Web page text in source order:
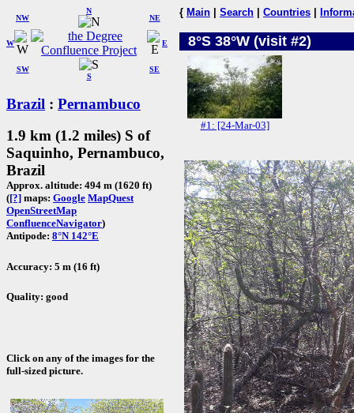
W
NW
N
NE
SW
S
SE
E
Brazil : Pernambuco
1.9 km (1.2 miles) S of
Saquinho, Pernambuco,
Brazil
Approx. altitude: 494 m (1620 ft)
([?] maps: Google MapQuest
OpenStreetMap
ConfluenceNavigator)
Antipode: 8°N 142°E
Accuracy: 5 m (16 ft)
Quality: good
Click on any of the images for the
full-sized picture.
{ Main Search Countries
8°S 38°W (visit #2)
#1: [24-Mar-03]